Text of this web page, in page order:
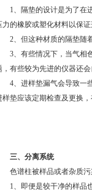
1、隔垫的设计是为了在进
力的橡胶或塑化材料以保
2、但这种材质的隔垫随着
3、有些情况下，当气相色
，有些较为先进的仪器还
4、进样垫漏气会导致一些
样垫应该定期检查及更换
三、分离系统
色谱柱被样品或者杂质污
1、即便是较干净的样品也